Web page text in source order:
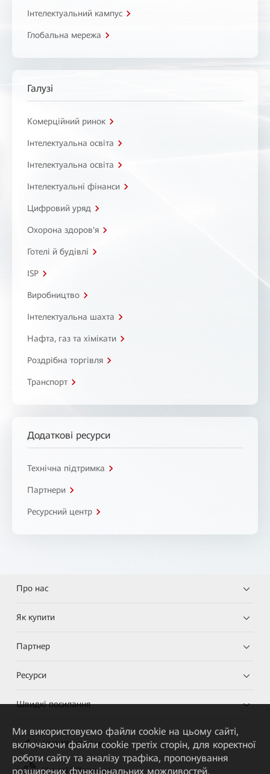
Інтелектуальний кампус
Глобальна мережа
Галузі
Комерційний ринок
Інтелектуальна освіта
Інтелектуальна освіта
Інтелектуальні фінанси
Цифровий уряд
Охорона здоров'я
Готелі й будівлі
ISP
Виробництво
Інтелектуальна шахта
Нафта, газ та хімікати
Роздрібна торгівля
Транспорт
Додаткові ресурси
Технічна підтримка
Партнери
Ресурсний центр
Про нас
Як купити
Партнер
Ресурси
Швидкі посилання
HUAWEI eKit App
Huawei HiKnow App
Ми використовуємо файли cookie на цьому сайті,
включаючи файли cookie третіх сторін, для коректної
роботи сайту та аналізу трафіка, пропонування
розширених функціональних можливостей,